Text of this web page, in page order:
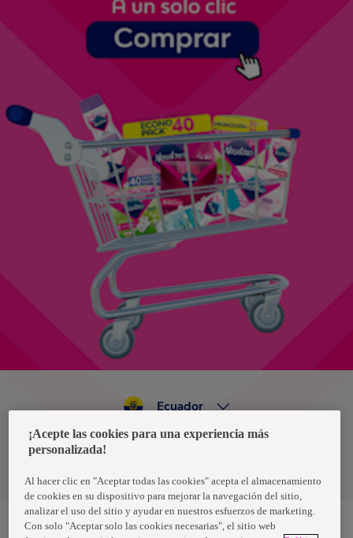
Política de privacidad de datos
Ecuador
¡Acepte las cookies para una experiencia más
personalizada!
Al hacer clic en "Aceptar todas las cookies" acepta el almacenamiento
de cookies en su dispositivo para mejorar la navegación del sitio,
analizar el uso del sitio y ayudar en nuestros esfuerzos de marketing.
Con solo "Aceptar solo las cookies necesarias", el sitio web